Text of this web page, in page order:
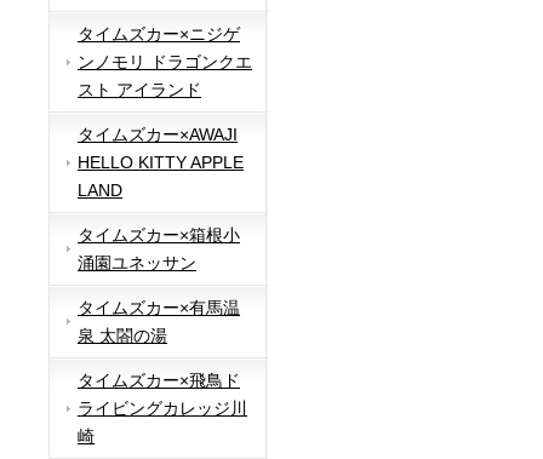
タイムズカー×ニジゲ
ンノモリ ドラゴンクエ
スト アイランド
タイムズカー×AWAJI
HELLO KITTY APPLE
LAND
タイムズカー×箱根小
涌園ユネッサン
タイムズカー×有馬温
泉 太閤の湯
タイムズカー×飛鳥ド
ライビングカレッジ川
崎